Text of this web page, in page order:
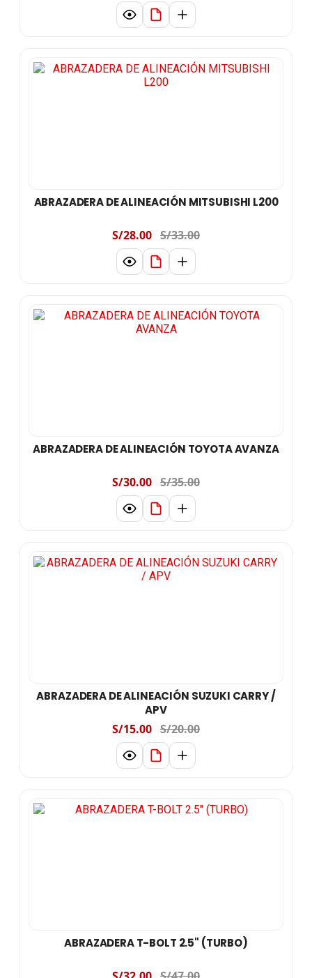
ABRAZADERA DE ALINEACIÓN MITSUBISHI L200
S/28.00 S/33.00
ABRAZADERA DE ALINEACIÓN TOYOTA AVANZA
S/30.00 S/35.00
ABRAZADERA DE ALINEACIÓN SUZUKI CARRY /
APV
S/15.00 S/20.00
ABRAZADERA T-BOLT 2.5" (TURBO)